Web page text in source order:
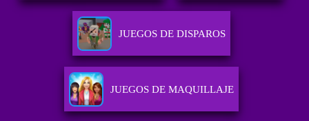
JUEGOS DE DISPAROS
JUEGOS DE MAQUILLAJE